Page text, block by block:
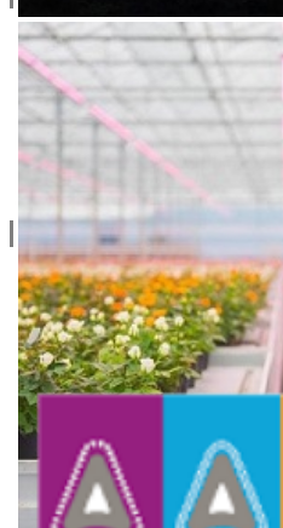
065/202-52-02
Ive Lole Ribara 65, 22406 Irig
Srbija
Kontaktirajte nas
Social
facebook